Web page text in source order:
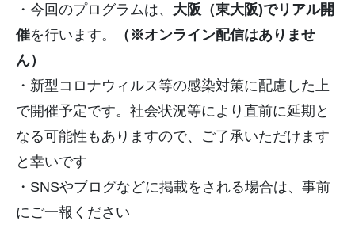
・今回のプログラムは、 大阪（東大阪)でリアル開
催を行います。
（※オンライン配信はありませ
ん）
・新型コロナウィルス等の感染対策に配慮した上
で開催予定です。 社会状況等により直前に延期と
なる可能性もありますので、 ご了承いただけます
と幸いです
・ SNSやブログなどに掲載をされる場合は、 事前
にご一報ください